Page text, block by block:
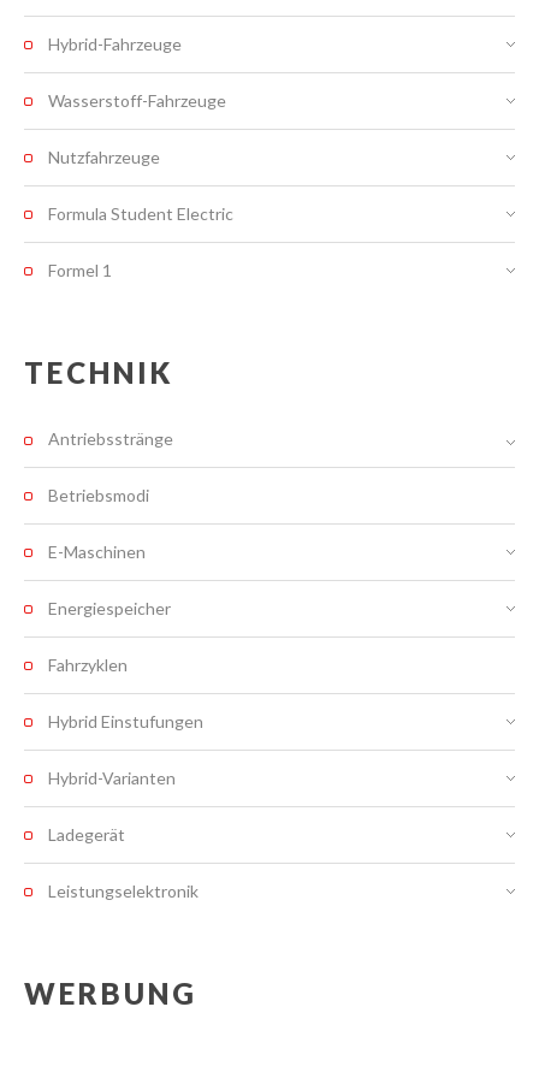
Hybrid-Fahrzeuge
Wasserstoff-Fahrzeuge
Nutzfahrzeuge
Formula Student Electric
Formel 1
TECHNIK
Antriebsstränge
Betriebsmodi
E-Maschinen
Energiespeicher
Fahrzyklen
Hybrid Einstufungen
Hybrid-Varianten
Ladegerät
Leistungselektronik
WERBUNG